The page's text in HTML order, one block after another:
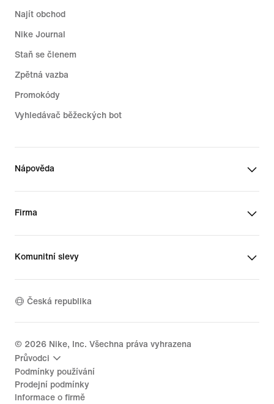
Najít obchod
Nike Journal
Staň se členem
Zpětná vazba
Promokódy
Vyhledávač běžeckých bot
Nápověda
Firma
Komunitní slevy
Česká republika
© 2026 Nike, Inc. Všechna práva vyhrazena
Průvodci
Podmínky používání
Prodejní podmínky
Informace o firmě